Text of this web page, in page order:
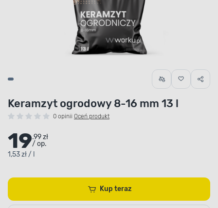
Keramzyt ogrodowy 8-16 mm 13 l
0 opinii Oceń produkt
19.99 zł
/ op.
1,53 zł / l
Kup teraz